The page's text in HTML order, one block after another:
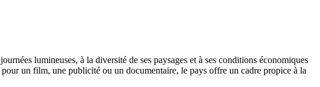
lumineuses, à la diversité de ses paysages et à ses conditions économiques
un film, une publicité ou un documentaire, le pays offre un cadre propice à la